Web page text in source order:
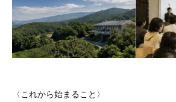
〈これから始まること〉